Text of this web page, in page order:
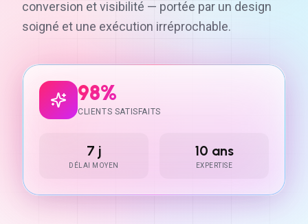
conversion et visibilité — portée par un design
soigné et une exécution irréprochable.
98%
CLIENTS SATISFAITS
7 j
DÉLAI MOYEN
10 ans
EXPERTISE